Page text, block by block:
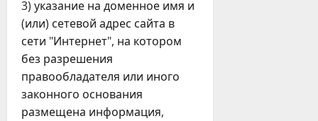
3) указание на доменное имя и
(или) сетевой адрес сайта в
сети "Интернет", на котором
без разрешения
правообладателя или иного
законного основания
размещена информация,